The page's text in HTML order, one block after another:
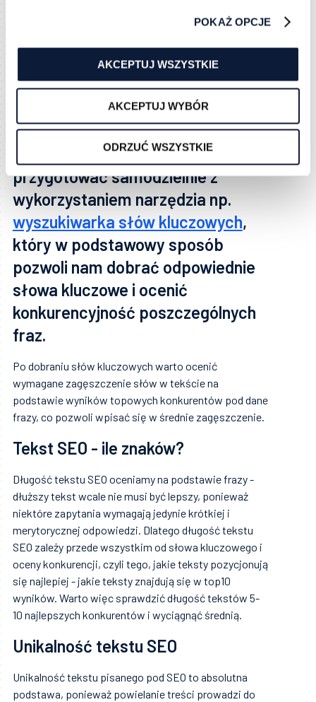
POKAŻ OPCJE
AKCEPTUJ WSZYSTKIE
AKCEPTUJ WYBÓR
ODRZUĆ WSZYSTKIE
tak nie jest, to copywriter często
pisanego tekstu pod SEO.
Natomiast nawet jeśli nie
korzystamy z usług agencji czy
copywriterów to listę słów
kluczowych jesteśmy w stanie
przygotować samodzielnie z
wykorzystaniem narzędzia np.
wyszukiwarka słów kluczowych,
który w podstawowy sposób
pozwoli nam dobrać odpowiednie
słowa kluczowe i ocenić
konkurencyjność poszczególnych
fraz.
Po dobraniu słów kluczowych warto ocenić
wymagane zagęszczenie słów w tekście na
podstawie wyników topowych konkurentów pod dane
frazy, co pozwoli wpisać się w średnie zagęszczenie.
Tekst SEO - ile znaków?
Długość tekstu SEO oceniamy na podstawie frazy -
dłuższy tekst wcale nie musi być lepszy, ponieważ
niektóre zapytania wymagają jedynie krótkiej i
merytorycznej odpowiedzi. Dlatego długość tekstu
SEO zależy przede wszystkim od słowa kluczowego i
oceny konkurencji, czyli tego, jakie teksty pozycjonują
się najlepiej - jakie teksty znajdują się w top10
wyników. Warto więc sprawdzić długość tekstów 5-
10 najlepszych konkurentów i wyciągnąć średnią.
Unikalność tekstu SEO
Unikalność tekstu pisanego pod SEO to absolutna
podstawa, ponieważ powielanie treści prowadzi do